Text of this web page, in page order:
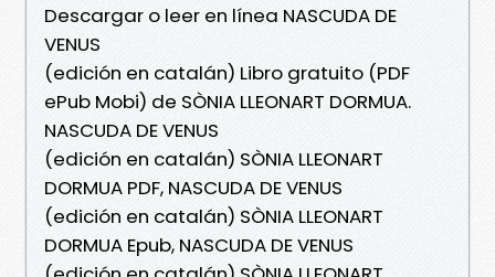
Descargar o leer en línea NASCUDA DE
VENUS
(edición en catalán) Libro gratuito (PDF
ePub Mobi) de SÒNIA LLEONART DORMUA.
NASCUDA DE VENUS
(edición en catalán) SÒNIA LLEONART
DORMUA PDF, NASCUDA DE VENUS
(edición en catalán) SÒNIA LLEONART
DORMUA Epub, NASCUDA DE VENUS